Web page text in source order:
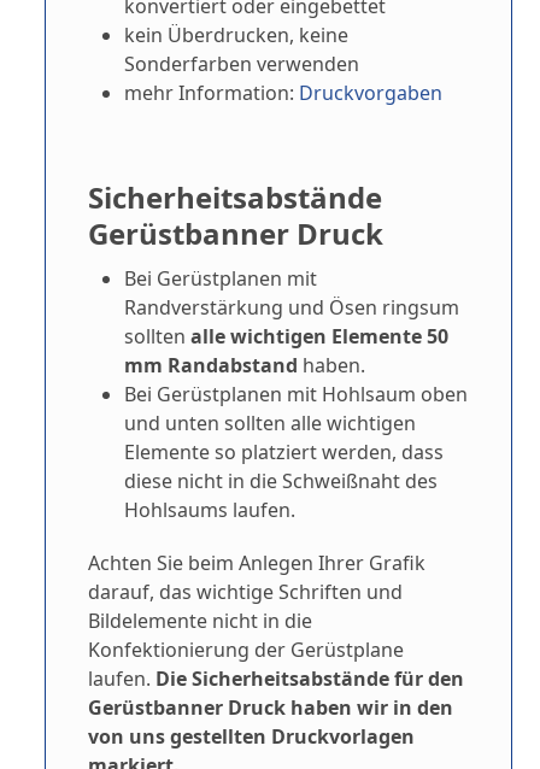
konvertiert oder eingebettet
kein Überdrucken, keine
Sonderfarben verwenden
mehr Information: Druckvorgaben
Sicherheitsabstände
Gerüstbanner Druck
Bei Gerüstplanen mit
Randverstärkung und Ösen ringsum
solltenalle wichtigen Elemente 50
mm Randabstand haben.
Bei Gerüstplanen mit Hohlsaum oben
und unten sollten alle wichtigen
Elemente so platziert werden, dass
diese nicht in die Schweißnaht des
Hohlsaums laufen.
Achten Sie beim Anlegen Ihrer Grafik
darauf, das wichtige Schriften und
Bildelemente nicht in die
Konfektionierung der Gerüstplane
laufen. Die Sicherheitsabstände für den
Gerüstbanner Druck haben wir in den
von uns gestellten Druckvorlagen